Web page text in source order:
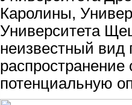
Каролины,
Университета
неизвестный вид
распространение
потенциальную